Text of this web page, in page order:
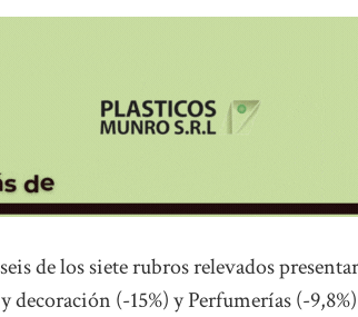
de los siete rubros relevados
decoración (-15%) y Perfumerías (-